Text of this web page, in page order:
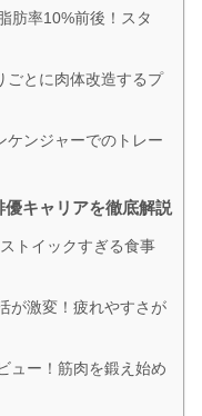
肪率10%前後！スタ
ごとに肉体改造するプ
ケンジャーでのトレー
キャリアを徹底解説
トイックすぎる食事
が激変！疲れやすさが
ュー！筋肉を鍛え始め